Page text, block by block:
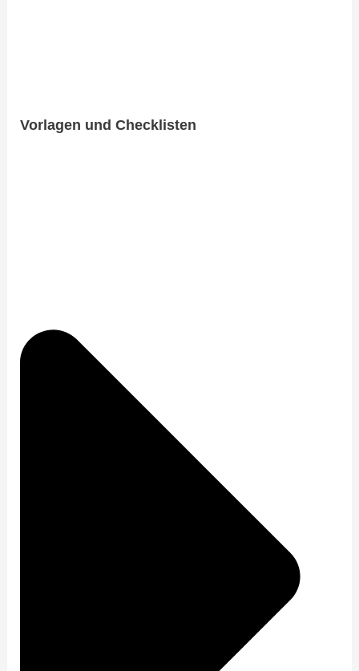
​Vorlagen und Checklisten